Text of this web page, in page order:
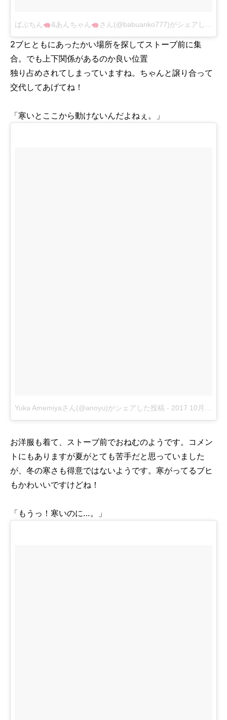
ばぶちん &あんちゃん さん(@babuanko777)がシェアした投稿
2ブヒともにあったかい場所を探してストーブ前に集
合。でも上下関係があるのか良い位置
独り占めされてしまっていますね。ちゃんと譲り合って
交代してあげてね！
「寒いとここから動けないんだよねぇ。」
Yuka Amemiyaさん(@anoyu)がシェアした投稿 - 2017 10月 27 5:51午後 PDT
お洋服も着て、ストーブ前でおねむのようです。コメン
トにもありますが夏がとても苦手だと思っていました
が、冬の寒さも得意ではないようです。寒がってるブヒ
もかわいいですけどね！
「もうっ！寒いのに…。」